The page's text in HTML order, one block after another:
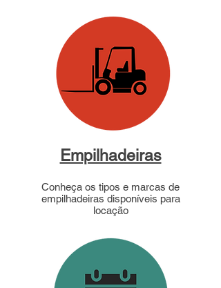
Empilhadeiras
Conheça os tipos e marcas de
empilhadeiras disponíveis para
locação